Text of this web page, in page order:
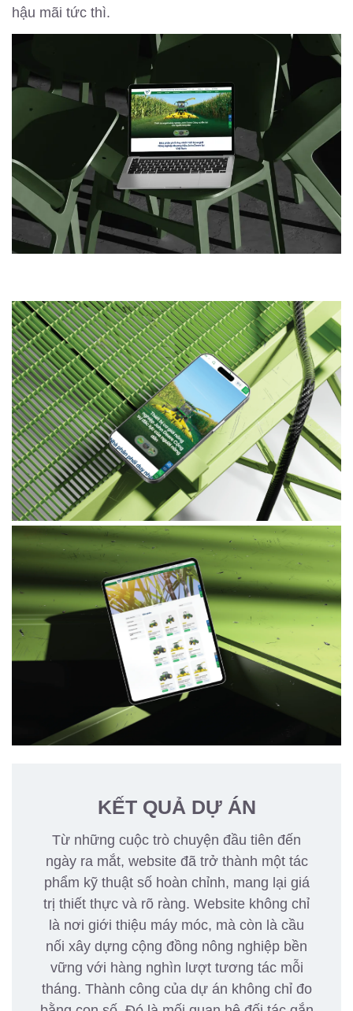
hậu mãi tức thì.
KẾT QUẢ DỰ ÁN
Từ những cuộc trò chuyện đầu tiên đến
ngày ra mắt, website đã trở thành một tác
phẩm kỹ thuật số hoàn chỉnh, mang lại giá
trị thiết thực và rõ ràng. Website không chỉ
là nơi giới thiệu máy móc, mà còn là cầu
nối xây dựng cộng đồng nông nghiệp bền
vững với hàng nghìn lượt tương tác mỗi
tháng. Thành công của dự án không chỉ đo